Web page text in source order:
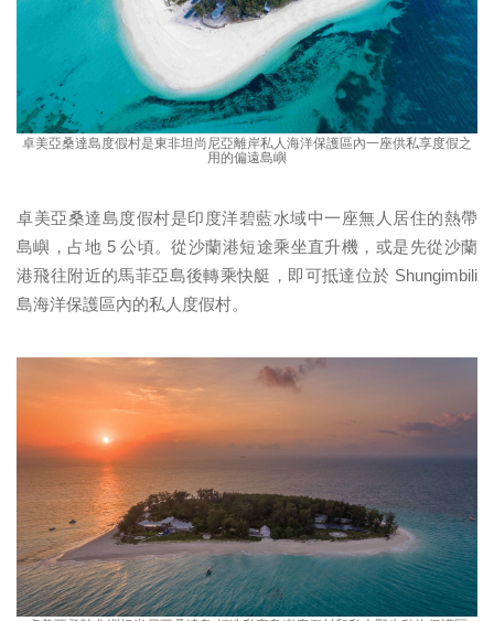
卓美亞桑達島度假村是東非坦尚尼亞離岸私人海洋保護區內一座供私享度假之
用的偏遠島嶼
卓美亞桑達島度假村是印度洋碧藍水域中一座無人居住的熱帶
島嶼，占地 5 公頃。從沙蘭港短途乘坐直升機，或是先從沙蘭
港飛往附近的馬菲亞島後轉乘快艇，即可抵達位於 Shungimbili
島海洋保護區內的私人度假村。